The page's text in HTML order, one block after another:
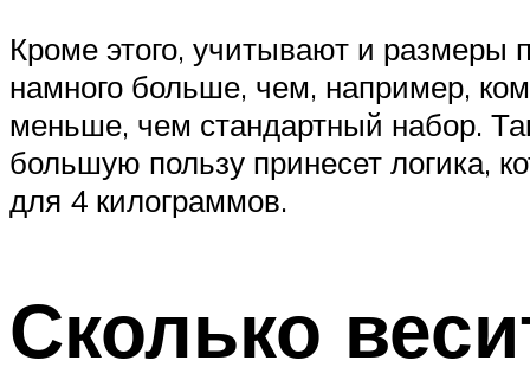
Кроме этого, учитывают и размеры
намного больше, чем, например,
меньше, чем стандартный набор.
большую пользу принесет логика,
для 4 килограммов.
Сколько